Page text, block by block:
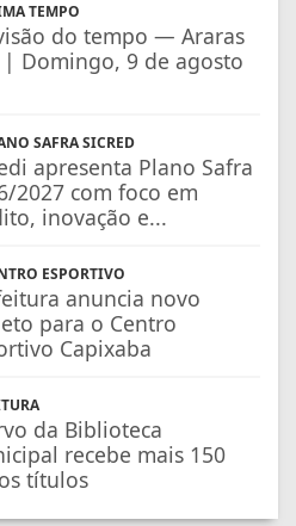
TEMPO
do tempo — Araras
| Domingo, 9 de agosto
SAFRA SICRED
apresenta Plano Safra
2027 com foco em
inovação e...
ESPORTIVO
anuncia novo
para o Centro
Capixaba
da Biblioteca
recebe mais 150
títulos